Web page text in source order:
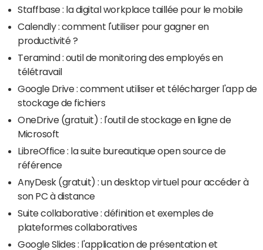
Staffbase : la digital workplace taillée pour le mobile
Calendly : comment l'utiliser pour gagner en
productivité ?
Teramind : outil de monitoring des employés en
télétravail
Google Drive : comment utiliser et télécharger l'app de
stockage de fichiers
OneDrive (gratuit) : l'outil de stockage en ligne de
Microsoft
LibreOffice : la suite bureautique open source de
référence
AnyDesk (gratuit) : un desktop virtuel pour accéder à
son PC à distance
Suite collaborative : définition et exemples de
plateformes collaboratives
Google Slides : l'application de présentation et